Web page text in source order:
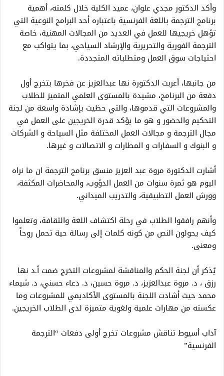
وأكد الدكتور مجدي علوان، عميد الكلية خلال كلمته، أهمية
برنامج الترجمة باللغة الفرنسية باعتباره أحد البرامج النوعية التي
تؤهل خريجيها للعمل في العديد من المجالات المهنية، خاصة
الترجمة الفورية والتحريرية والإرشاد السياحي، بما يتواكب مع
احتياجات سوق العمل ومتطلباته المتجددة.
من جانبها، أعربت الدكتورة نها عبدالعزيز عن فخرها بتخرج أول
دفعة من البرنامج، مشيدة بالمستوى العلمي المتميز للطلاب
والمشروعات التي قدموها، والتي حظيت بإشادة واسعة من لجنة
التحكيم والحضور و هو ما يؤكد قدرة الخريجين على العمل في
مجال الترجمة و مجالات العمل المختلفة مثل السياحة و الشركات
و البنوك و السفارات و المطارات و الاتصالات و غيرها.
أشارت الدكتورة مروة عبد العزيز منسق برنامج الترجمة ان ما نراه
اليوم هو ثمرة سنوات من العمل الدؤوب، والمحاضرات المكثفة،
وورش العمل التطبيقية، والتدريب الميداني.
وأنهم رافقوا الطلاب في رحلة اكتشاف اللغة والثقافة، وتعلموا
كيف يحولون النص من كونه كلمات إلى رسالة حية تحمل روحاً
ومعنى.
يُذكر أن لجنة الحكم والمناقشة لمشروعات التخرج ضمت أ.د نها
رزق ، د. مروة عبدالعزيز، د. مروة حسين، د. دعاء حسني، د. شيماء
محمد حيث أشادت اللجنة بالمستوى الأكاديمي للمشروعات وما
عكسته من مهارات علمية ولغوية متميزة لدى الطلاب الخريجين.
آداب أسيوط تناقش مشروعات تخرج أولى دفعات “الترجمة
الفرنسية”